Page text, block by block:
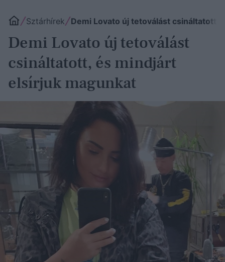
Sztárhírek Demi Lovato új tetoválást csináltatott,
Demi Lovato új tetoválást
csináltatott, és mindjárt
elsírjuk magunkat